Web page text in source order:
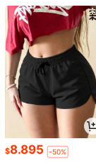
$8.895 -50%